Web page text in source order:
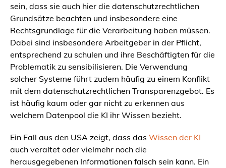
sein, dass sie auch hier die datenschutzrechtlichen
Grundsätze beachten und insbesondere eine
Rechtsgrundlage für die Verarbeitung haben müssen.
Dabei sind insbesondere Arbeitgeber in der Pflicht,
entsprechend zu schulen und ihre Beschäftigten für die
Problematik zu sensibilisieren. Die Verwendung
solcher Systeme führt zudem häufig zu einem Konflikt
mit dem datenschutzrechtlichen Transparenzgebot. Es
ist häufig kaum oder gar nicht zu erkennen aus
welchem Datenpool die KI ihr Wissen bezieht.
Ein Fall aus den USA zeigt, dass das Wissen der KI
auch veraltet oder vielmehr noch die
herausgegebenen Informationen falsch sein kann. Ein